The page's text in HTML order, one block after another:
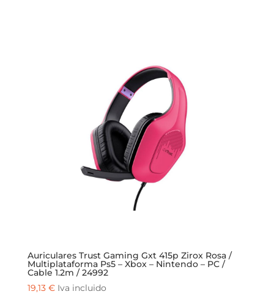
Auriculares Trust Gaming Gxt 415p Zirox Rosa /
Multiplataforma Ps5 – Xbox – Nintendo – PC /
Cable 1.2m / 24992
19,13 € Iva incluido